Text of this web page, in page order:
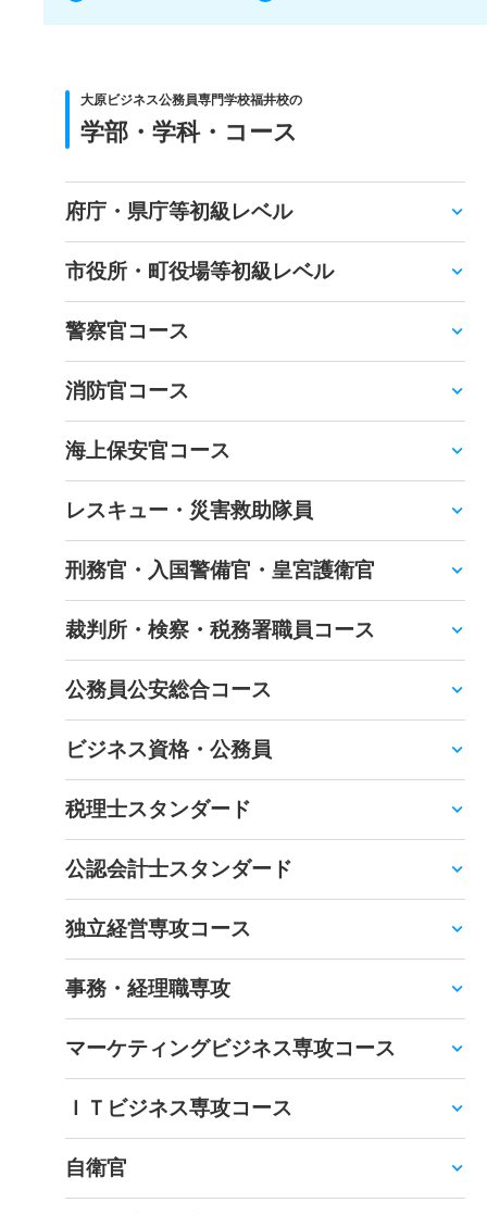
大原ビジネス公務員専門学校福井校の
学部・学科・コース
府庁・県庁等初級レベル
市役所・町役場等初級レベル
警察官コース
消防官コース
海上保安官コース
レスキュー・災害救助隊員
刑務官・入国警備官・皇宮護衛官
裁判所・検察・税務署職員コース
公務員公安総合コース
ビジネス資格・公務員
税理士スタンダード
公認会計士スタンダード
独立経営専攻コース
事務・経理職専攻
マーケティングビジネス専攻コース
ＩＴビジネス専攻コース
自衛官